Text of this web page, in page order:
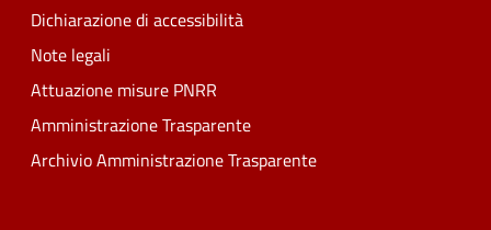
Dichiarazione di accessibilità
Note legali
Attuazione misure PNRR
Amministrazione Trasparente
Archivio Amministrazione Trasparente